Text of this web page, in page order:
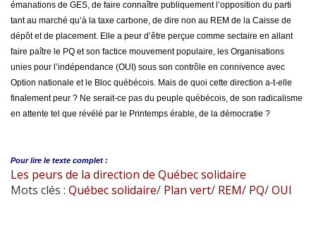
émanations de GES, de faire connaître publiquement l’opposition du parti
tant au marché qu’à la taxe carbone, de dire non au REM de la Caisse de
dépôt et de placement. Elle a peur d’être perçue comme sectaire en allant
faire paître le PQ et son factice mouvement populaire, les Organisations
unies pour l’indépendance (OUI) sous son contrôle en connivence avec
Option nationale et le Bloc québécois. Mais de quoi cette direction a-t-elle
finalement peur ? Ne serait-ce pas du peuple québécois, de son radicalisme
en attente tel que révélé par le Printemps érable, de la démocratie ?
Pour lire le texte complet :
Les peurs de la direction de Québec solidaire
Mots clés : Québec solidaire/ Plan vert/ REM/ PQ/OUI